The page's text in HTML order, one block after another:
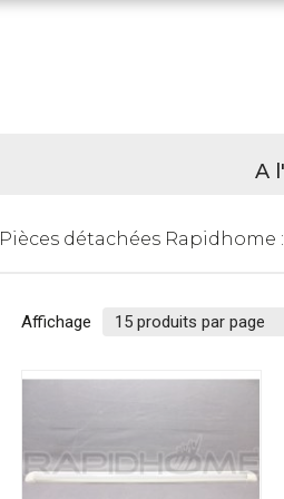
A
Pièces détachées Rapidhome :
Affichage